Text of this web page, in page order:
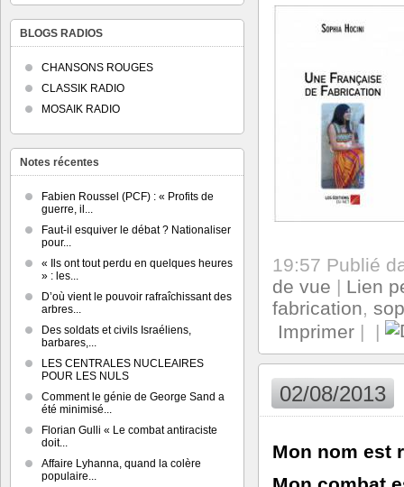
BLOGS RADIOS
CHANSONS ROUGES
CLASSIK RADIO
MOSAIK RADIO
Notes récentes
Fabien Roussel (PCF) : « Profits de
guerre, il...
Faut-il esquiver le débat ? Nationaliser
pour...
« Ils ont tout perdu en quelques heures
» : les...
D’où vient le pouvoir rafraîchissant des
arbres...
Des soldats et civils Israéliens,
barbares,...
LES CENTRALES NUCLEAIRES
POUR LES NULS
Comment le génie de George Sand a
été minimisé...
Florian Gulli « Le combat antiraciste
doit...
Affaire Lyhanna, quand la colère
populaire...
19:57 Publié
de vue | Lien
fabrication,
Imprimer | |
02/08/2013
Mon nom est